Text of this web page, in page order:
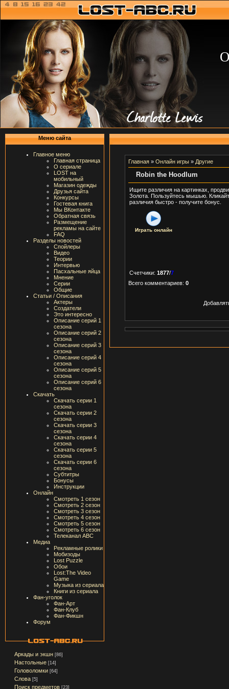
Меню сайта
Главное меню
Главная страница
О сериале
LOST на
мобильный
Магазин одежды
Друзья сайта
Конкурсы
Гостевая книга
Мы ВКонтакте
Обратная связь
Размещение
рекламы на сайте
FAQ
Разделы новостей
Спойлеры
Видео
Теории
Интервью
Пасхальные яйца
Мнение
Серии
Общие
Статьи / Описания
Актеры
Создатели
Это интересно
Описание серий 1
сезона
Описание серий 2
сезона
Описание серий 3
сезона
Описание серий 4
сезона
Описание серий 5
сезона
Описание серий 6
сезона
Скачать
Скачать серии 1
сезона
Скачать серии 2
сезона
Скачать серии 3
сезона
Скачать серии 4
сезона
Скачать серии 5
сезона
Скачать серии 6
сезона
Субтитры
Бонусы
Инструкции
Онлайн
Смотреть 1 сезон
Смотреть 2 сезон
Смотреть 3 сезон
Смотреть 4 сезон
Смотреть 5 сезон
Смотреть 6 сезон
Телеканал ABC
Медиа
Рекламные ролики
Мобизоды
Lost Puzzle
Обои
Lost:The Video
Game
Музыка из сериала
Книги из сериала
Фан-уголок
Фан-Арт
Фан-Клуб
Фан-Фикшн
Форум
Аркады и экшн [86]
Настольные [14]
Головоломки [64]
Слова [5]
Поиск предметов [23]
Главная » Онлайн игры » Другие
Robin the Hoodlum
Ищите различия на картинках,
Золота. Пользуйтесь мышью.
различия быстро - получите бонус.
Играть онлайн
Счетчики: 1877/7
Всего комментариев: 0